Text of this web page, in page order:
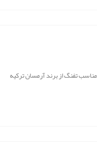
تفنگ از برند آرمسان ترکیه